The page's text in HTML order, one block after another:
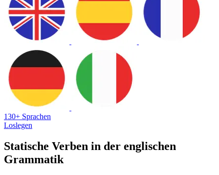
130+ Sprachen
Loslegen
Statische Verben in der englischen
Grammatik